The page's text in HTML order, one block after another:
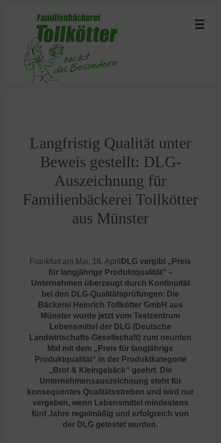
Langfristig Qualität unter
Beweis gestellt: DLG-
Auszeichnung für
Familienbäckerei Tollkötter
aus Münster
Frankfurt am Mai, 16. April DLG vergibt „Preis
für langjährige Produktqualität“ –
Unternehmen überzeugt durch Kontinuität
bei den DLG-Qualitätsprüfungen: Die
Bäckerei Heinrich Tollkötter GmbH aus
Münster wurde jetzt vom Testzentrum
Lebensmittel der DLG (Deutsche
Landwirtschafts-Gesellschaft) zum neunten
Mal mit dem „Preis für langjährige
Produktqualität“ in der Produktkategorie
„Brot & Kleingebäck“ geehrt. Die
Unternehmensauszeichnung steht für
konsequentes Qualitätsstreben und wird nur
vergeben, wenn Lebensmittel mindestens
fünf Jahre regelmäßig und erfolgreich von
der DLG getestet wurden.